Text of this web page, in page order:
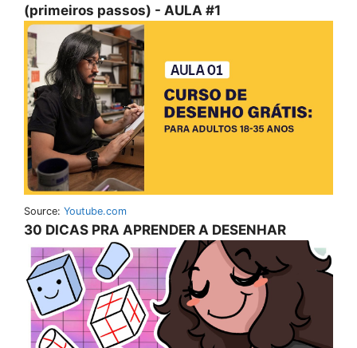
(primeiros passos) - AULA #1
Source: Youtube.com
30 DICAS PRA APRENDER A DESENHAR